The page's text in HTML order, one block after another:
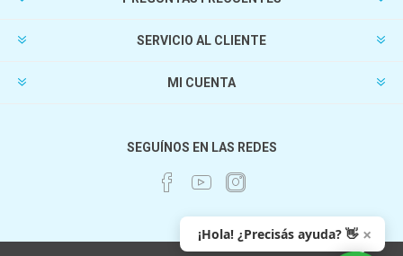
SERVICIO AL CLIENTE
MI CUENTA
SEGUÍNOS EN LAS REDES
¡Hola! ¿Precisás ayuda? 👋 ×